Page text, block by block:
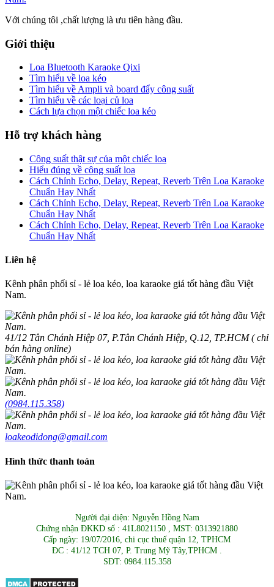
Với chúng tôi ,chất lượng là ưu tiên hàng đầu.
Giới thiệu
Loa Bluetooth Karaoke Qixi
Tìm hiểu về loa kéo
Tìm hiểu về Ampli và board đẩy công suất
Tìm hiểu về các loại củ loa
Cách lựa chọn một chiếc loa kéo
Hỗ trợ khách hàng
Công suất thật sự của một chiếc loa
Hiểu đúng về công suất loa
Cách Chỉnh Echo, Delay, Repeat, Reverb Trên Loa Karaoke
Chuẩn Hay Nhất
Cách Chỉnh Echo, Delay, Repeat, Reverb Trên Loa Karaoke
Chuẩn Hay Nhất
Cách Chỉnh Echo, Delay, Repeat, Reverb Trên Loa Karaoke
Chuẩn Hay Nhất
Liên hệ
Kênh phân phối sỉ - lẻ loa kéo, loa karaoke giá tốt hàng đầu Việt
Nam.
41/12 Tân Chánh Hiệp 07, P.Tân Chánh Hiệp, Q.12, TP.HCM ( chỉ
bán hàng online)
(0984.115.358)
loakeodidong@gmail.com
Hình thức thanh toán
Người đại diện: Nguyễn Hồng Nam
Chứng nhận ĐKKD số : 41L8021150 , MST: 0313921880
Cấp ngày: 19/07/2016, chi cục thuế quận 12, TPHCM
ĐC : 41/12 TCH 07, P. Trung Mỹ Tây,TPHCM .
SĐT: 0984.115.358